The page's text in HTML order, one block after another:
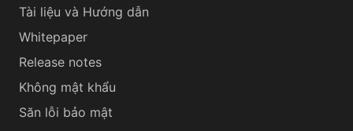
Tài liệu và Hướng dẫn
Whitepaper
Release notes
Không mật khẩu
Săn lỗi bảo mật